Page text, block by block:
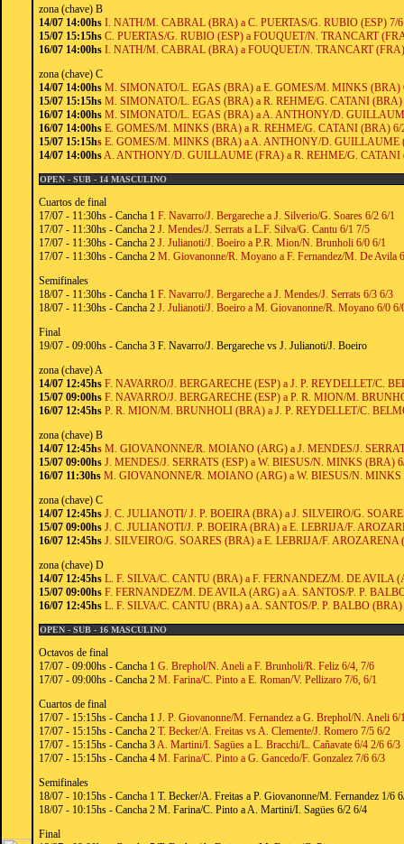
zona (chave) B
14/07 14:00hs I. NATH/M. CABRAL (BRA) a C. PUERTAS/G. RUBIO (ESP) 7/
15/07 15:15hs C. PUERTAS/G. RUBIO (ESP) a FOUQUET/N. TRANCART
16/07 14:00hs I. NATH/M. CABRAL (BRA) a FOUQUET/N. TRANCART
zona (chave) C
14/07 14:00hs M. SIMONATO/L. EGAS (BRA) a E. GOMES/M. MINKS (BRA)
15/07 15:15hs M. SIMONATO/L. EGAS (BRA) a R. REHME/G. CATANI (BRA)
16/07 14:00hs M. SIMONATO/L. EGAS (BRA) a A. ANTHONY/D.
16/07 14:00hs E. GOMES/M. MINKS (BRA) a R. REHME/G. CATANI (BRA) 6/
15/07 15:15hs E. GOMES/M. MINKS (BRA) a A. ANTHONY/D. GUILLAUME
14/07 14:00hsA. ANTHONY/D. GUILLAUME (FRA) a R. REHME/G. CATANI
OPEN - SUB - 14 MASCULINO
Cuartos de final
17/07 - 11:30hs - Cancha 1 F. Navarro/J. Bergareche a J. Silverio/G. Soares 6/2 6/1
17/07 - 11:30hs - Cancha 2 J. Mendes/J. Serrats a L.F. Silva/G. Cantu 6/1 7/5
17/07 - 11:30hs - Cancha 2 J. Julianoti/J. Boeiro a P.R. Mion/N. Brunholi 6/0 6/1
17/07 - 11:30hs - Cancha 2 M. Giovanonne/R. Moyano a F. Fernandez/M. De Avila
Semifinales
18/07 - 11:30hs - Cancha 1 F. Navarro/J. Bergareche a J. Mendes/J. Serrats 6/3 6/3
18/07 - 11:30hs - Cancha 2 J. Julianoti/J. Boeiro a M. Giovanonne/R. Moyano 6/0 6/
Final
19/07 - 09:00hs - Cancha 3 F. Navarro/J. Bergareche vs J. Julianoti/J. Boeiro
zona (chave) A
14/07 12:45hs F. NAVARRO/J. BERGARECHE (ESP) a J. P. REYDELLET/C.
15/07 09:00hs F. NAVARRO/J. BERGARECHE (ESP) a P. R. MION/M.
16/07 12:45hs P. R. MION/M. BRUNHOLI (BRA) a J. P. REYDELLET/C.
zona (chave) B
14/07 12:45hs M. GIOVANONNE/R. MOIANO (ARG) a J. MENDES/J.
15/07 09:00hs J. MENDES/J. SERRATS (ESP) a W. BIESUS/N. MINKS (BRA)
16/07 11:30hs M. GIOVANONNE/R. MOIANO (ARG) a W. BIESUS/N. MINKS
zona (chave) C
14/07 12:45hs J. C. JULIANOTI/ J. P. BOEIRA (BRA) a J. SILVEIRO/G.
15/07 09:00hs J. C. JULIANOTI/J. P. BOEIRA (BRA) a E. LEBRIJA/F.
16/07 12:45hs J. SILVEIRO/G. SOARES (BRA) a E. LEBRIJA/F. AROZARENA
zona (chave) D
14/07 12:45hs L. F. SILVA/C. CANTU (BRA) a F. FERNANDEZ/M. DE AVILA
15/07 09:00hs F. FERNANDEZ/M. DE AVILA (ARG) a A. SANTOS/P. P.
16/07 12:45hs L. F. SILVA/C. CANTU (BRA) a A. SANTOS/P. P. BALBO (BRA)
OPEN - SUB - 16 MASCULINO
Octavos de final
17/07 - 09:00hs - Cancha 1 G. Brephol/N. Aneli a F. Brunholi/R. Feliz 6/4, 7/6
17/07 - 09:00hs - Cancha 2 M. Farina/C. Pinto a E. Roman/V. Pellizaro 7/6, 6/1
Cuartos de final
17/07 - 15:15hs - Cancha 1 J. P. Giovanonne/M. Fernandez a G. Brephol/N. Aneli 6/
17/07 - 15:15hs - Cancha 2 T. Becker/A. Freitas vs A. Clemente/J. Romero 7/5 6/2
17/07 - 15:15hs - Cancha 3A. Martini/I. Sagües a L. Bracchi/L. Cañavate 6/4 2/6 6/3
17/07 - 15:15hs - Cancha 4 M. Farina/C. Pinto a G. Gancedo/F. Gonzalez 7/6 6/3
Semifinales
18/07 - 10:15hs - Cancha 1 T. Becker/A. Freitas a P. Giovanonne/M. Fernandez 1/6
18/07 - 10:15hs - Cancha 2 M. Farina/C. Pinto a A. Martini/I. Sagües 6/2 6/4
Final